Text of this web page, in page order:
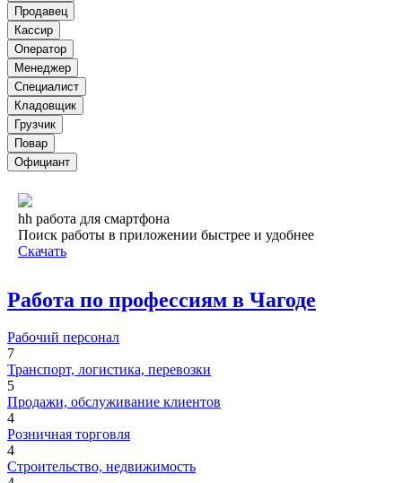
Продавец
Кассир
Оператор
Менеджер
Специалист
Кладовщик
Грузчик
Повар
Официант
hh работа для смартфона
Поиск работы в приложении быстрее и удобнее
Скачать
Работа по профессиям в Чагоде
Рабочий персонал
7
Транспорт, логистика, перевозки
5
Продажи, обслуживание клиентов
4
Розничная торговля
4
Строительство, недвижимость